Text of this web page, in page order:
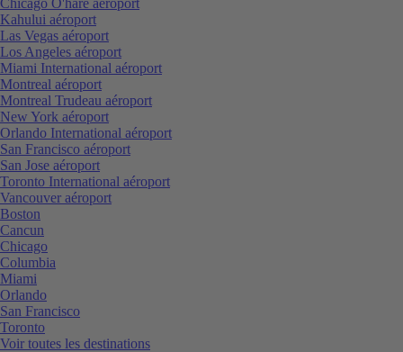
Kahului aéroport
Las Vegas aéroport
Los Angeles aéroport
Miami International aéroport
Montreal aéroport
Montreal Trudeau aéroport
New York aéroport
Orlando International aéroport
San Francisco aéroport
San Jose aéroport
Toronto International aéroport
Vancouver aéroport
Boston
Cancun
Chicago
Columbia
Miami
Orlando
San Francisco
Toronto
Voir toutes les destinations